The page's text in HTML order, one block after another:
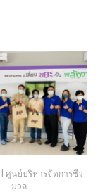
| ศูนย์บริหารจัดการชีว
มวล